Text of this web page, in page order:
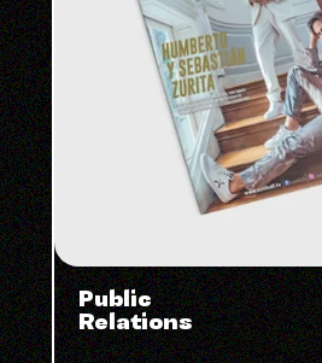
Public
Relations